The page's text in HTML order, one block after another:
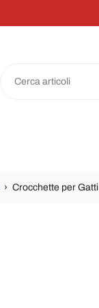
› Crocchette per